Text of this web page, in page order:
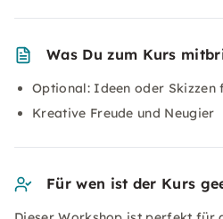
Was Du zum Kurs
Optional: Ideen oder Skizzen
Kreative Freude und Neugier
Für wen ist der Kurs